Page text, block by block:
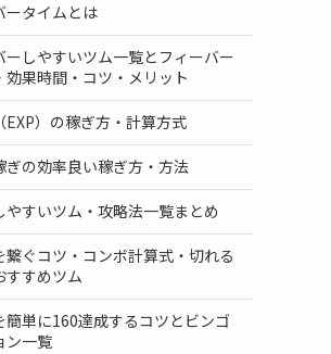
ータイムとは
ーしやすいツム一覧とフィーバー
効果時間・コツ・メリット
EXP）の稼ぎ方・計算方式
ぎの効率良い稼ぎ方・方法
やすいツム・攻略法一覧まとめ
繋ぐコツ・コンボ計算式・切れる
すすめツム
簡単に160達成するコツとビンゴ
ン一覧